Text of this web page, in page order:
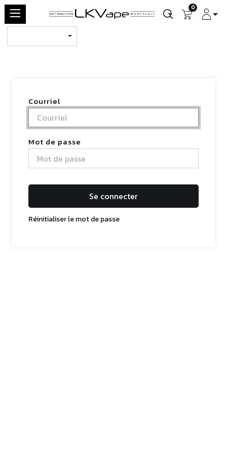
0
Courriel
Mot de passe
Se connecter
Réinitialiser le mot de passe